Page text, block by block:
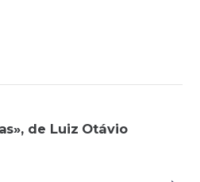
de Luiz Otávio